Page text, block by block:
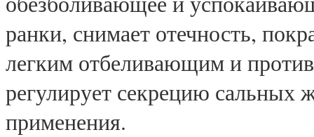
ранки, снимает отечность,
легким отбеливающим и
регулирует секрецию сальных
применения.